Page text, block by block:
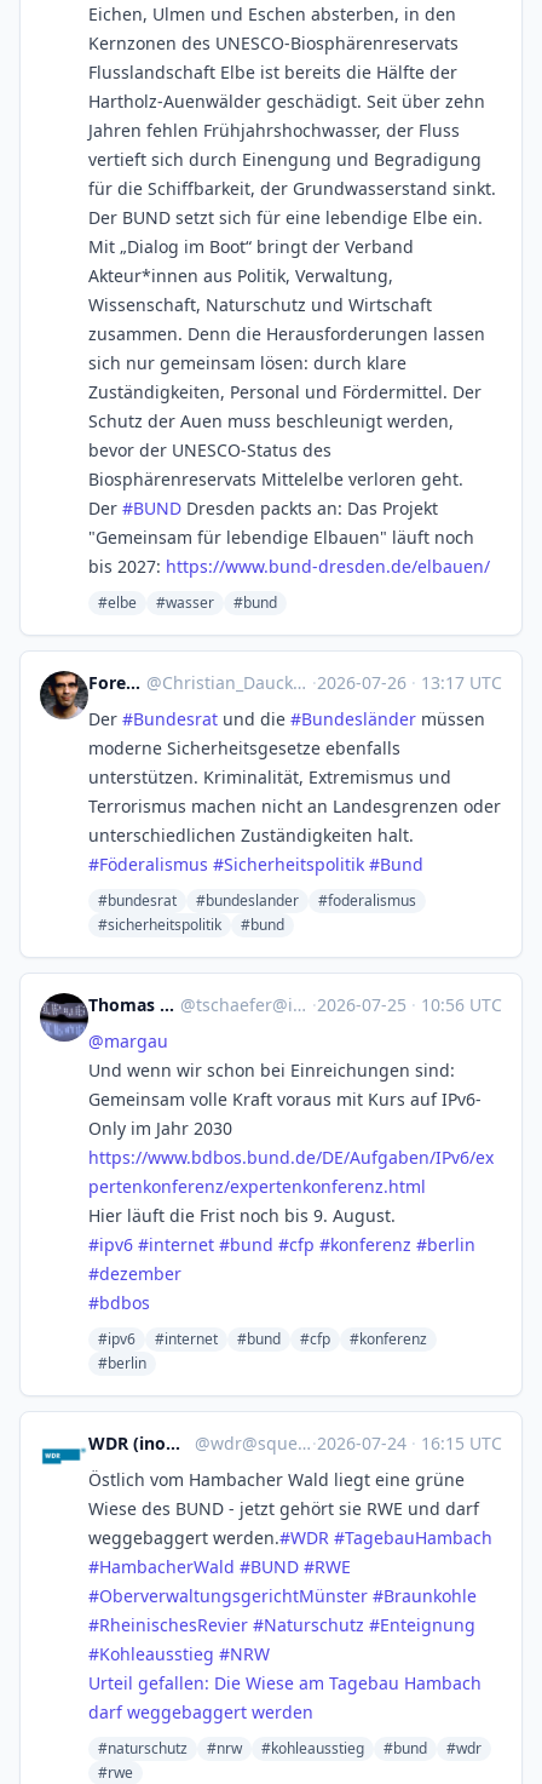
Eichen, Ulmen und Eschen absterben, in den
Kernzonen des UNESCO-Biosphärenreservats
Flusslandschaft Elbe ist bereits die Hälfte der
Hartholz-Auenwälder geschädigt. Seit über zehn
Jahren fehlen Frühjahrshochwasser, der Fluss
vertieft sich durch Einengung und Begradigung
für die Schiffbarkeit, der Grundwasserstand sinkt.
Der BUND setzt sich für eine lebendige Elbe ein.
Mit „Dialog im Boot“ bringt der Verband
Akteur*innen aus Politik, Verwaltung,
Wissenschaft, Naturschutz und Wirtschaft
zusammen. Denn die Herausforderungen lassen
sich nur gemeinsam lösen: durch klare
Zuständigkeiten, Personal und Fördermittel. Der
Schutz der Auen muss beschleunigt werden,
bevor der UNESCO-Status des
Biosphärenreservats Mittelelbe verloren geht.
Der #BUND Dresden packts an: Das Projekt
"Gemeinsam für lebendige Elbauen" läuft noch
bis 2027: https://www.bund-dresden.de/elbauen/
#elbe #wasser #bund
ForensicAI_X @Christian_Dauck@cyberplace.social ·2026-07-26 · 13:17 UTC
Der #Bundesrat und die #Bundesländer müssen
moderne Sicherheitsgesetze ebenfalls
unterstützen. Kriminalität, Extremismus und
Terrorismus machen nicht an Landesgrenzen oder
unterschiedlichen Zuständigkeiten halt.
#Föderalismus #Sicherheitspolitik #Bund
#bundesrat #bundeslander
#foderalismus
#sicherheitspolitik
#bund
Thomas Schäfer @tschaefer@ipv6.social ·2026-07-25 · 10:56 UTC
@margau
Und wenn wir schon bei Einreichungen sind:
Gemeinsam volle Kraft voraus mit Kurs auf IPv6-
Only im Jahr 2030
https://www.bdbos.bund.de/DE/Aufgaben/IPv6/ex
pertenkonferenz/expertenkonferenz.html
Hier läuft die Frist noch bis 9. August.
#ipv6 #internet #bund #cfp #konferenz #berlin
#dezember
#bdbos
#ipv6 #internet #bund #cfp
#konferenz
#berlin
WDR (inoffiziell) @wdr@squeet.me ·2026-07-24 · 16:15 UTC
Östlich vom Hambacher Wald liegt eine grüne
Wiese des BUND - jetzt gehört sie RWE und darf
weggebaggert werden.#WDR #TagebauHambach
#HambacherWald #BUND #RWE
#OberverwaltungsgerichtMünster #Braunkohle
#RheinischesRevier #Naturschutz #Enteignung
#Kohleausstieg #NRW
Urteil gefallen: Die Wiese am Tagebau Hambach
darf weggebaggert werden
#naturschutz #nrw #kohleausstieg #bund
#wdr
#rwe